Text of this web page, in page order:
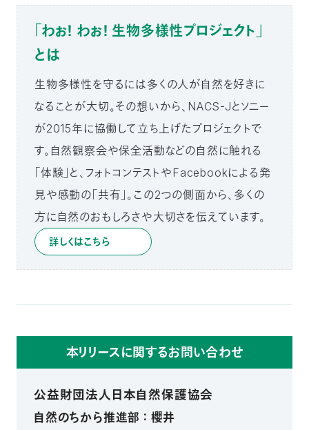
「わぉ！ わぉ！ 生物多様性プロジェクト」
とは
生物多様性を守るには多くの人が自然を好きに
なることが大切。その想いから、NACS-Jとソニー
が2015年に協働して立ち上げたプロジェクトで
す。自然観察会や保全活動などの自然に触れる
「体験」と、フォトコンテストやFacebookによる発
見や感動の「共有」。この2つの側面から、多くの
方に自然のおもしろさや大切さを伝えています。
詳しくはこちら
本リリースに関するお問い合わせ
公益財団法人日本自然保護協会
自然のちから推進部 ： 櫻井